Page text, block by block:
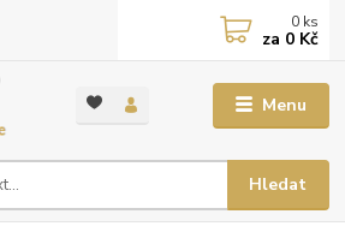
Menu
Hledat
0 ks
za 0 Kč